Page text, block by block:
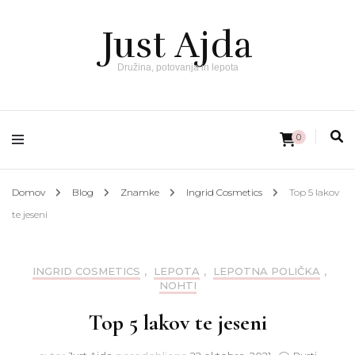
Just Ajda
Družina, potovanja in lepota
0
Domov Blog Znamke Ingrid Cosmetics
Top 5 lakov
te jeseni
INGRID COSMETICS , LEPOTA , LEPOTNA POLIČKA ,
NOHTI
Top 5 lakov te jeseni